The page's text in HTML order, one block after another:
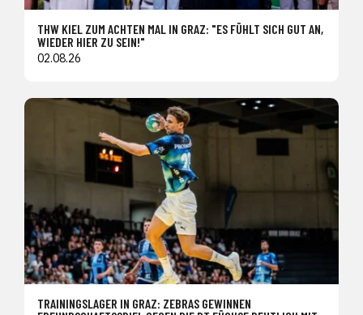
THW KIEL ZUM ACHTEN MAL IN GRAZ: "ES FÜHLT SICH GUT AN,
WIEDER HIER ZU SEIN!"
02.08.26
TRAININGSLAGER IN GRAZ: ZEBRAS GEWINNEN